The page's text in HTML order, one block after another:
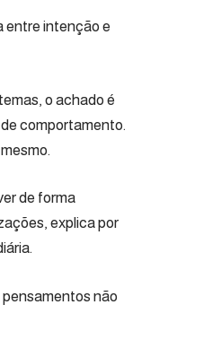
entre intenção e
o achado é
comportamento.
de forma
explica por
pensamentos não